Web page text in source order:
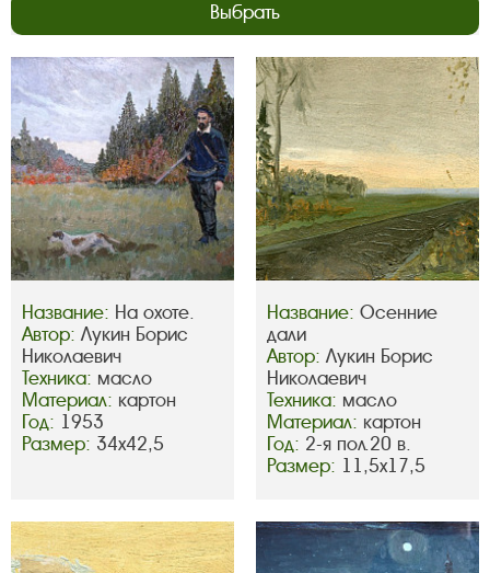
Выбрать
Название: На охоте.
Автор: Лукин Борис
Николаевич
Техника: масло
Материал: картон
Год: 1953
Размер: 34х42,5
Название: Осенние
дали
Автор: Лукин Борис
Николаевич
Техника: масло
Материал: картон
Год: 2-я пол.20 в.
Размер: 11,5х17,5